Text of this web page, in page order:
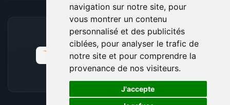
navigation sur notre site, pour
vous montrer un contenu
personnalisé et des publicités
ciblées, pour analyser le trafic de
notre site et pour comprendre la
provenance de nos visiteurs.
J'accepte
MOYENS DE PAIEMENT ACCEPTÉS
🍪